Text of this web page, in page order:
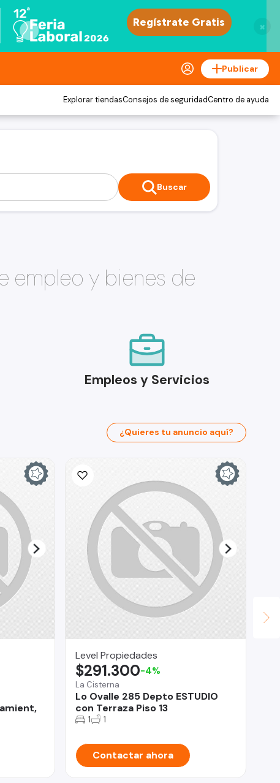
×
Publicar
Explorar tiendasConsejos de seguridadCentro de ayuda
Buscar
empleo y bienes de
Empleos y Servicios
¿Quieres tu anuncio aquí?
Level Propiedades
La Cisterna
Lo Ovalle 285 Depto ESTUDIO
con Terraza Piso 13
$291.300-4%
1 1
Contactar ahora